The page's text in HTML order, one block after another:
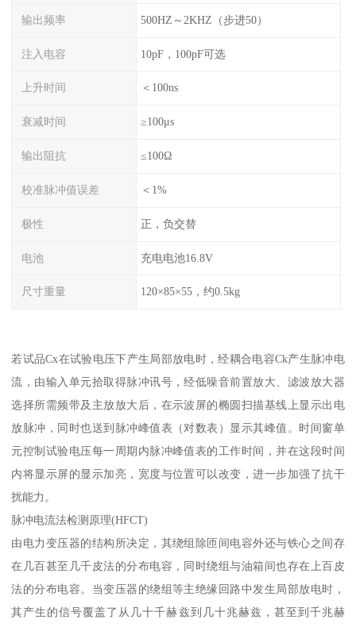
输出频率 500HZ～2KHZ（步进50）
注入电容 10pF，100pF可选
上升时间 ＜100ns
衰减时间 ≥100μs
输出阻抗 ≤100Ω
校准脉冲值误差 ＜1%
极性 正，负交替
电池 充电电池16.8V
尺寸重量 120×85×55，约0.5kg
若试品Cx在试验电压下产生局部放电时，经耦合电容Ck产生脉冲电
流，由输入单元拾取得脉冲讯号，经低噪音前置放大、滤波放大器
选择所需频带及主放放大后，在示波屏的椭圆扫描基线上显示出电
放脉冲，同时也送到脉冲峰值表（对数表）显示其峰值。时间窗单
元控制试验电压每一周期内脉冲峰值表的工作时间，并在这段时间
内将显示屏的显示加亮，宽度与位置可以改变，进一步加强了抗干
扰能力。
脉冲电流法检测原理(HFCT)
由电力变压器的结构所决定，其绕组除匝间电容外还与铁心之间存
在几百甚至几千皮法的分布电容，同时绕组与油箱间也存在上百皮
法的分布电容。当变压器的绕组等主绝缘回路中发生局部放电时，
其产生的信号覆盖了从几十千赫兹到几十兆赫兹，甚至到千兆赫